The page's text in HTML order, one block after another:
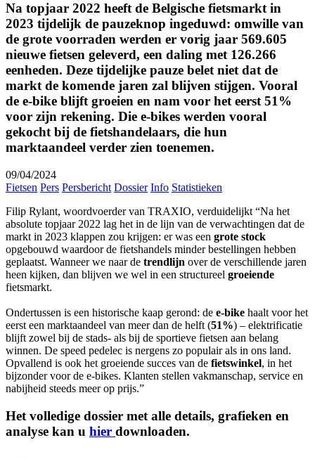
Na topjaar 2022 heeft de Belgische fietsmarkt in
2023 tijdelijk de pauzeknop ingeduwd: omwille van
de grote voorraden werden er vorig jaar 569.605
nieuwe fietsen geleverd, een daling met 126.266
eenheden. Deze tijdelijke pauze belet niet dat de
markt de komende jaren zal blijven stijgen. Vooral
de e-bike blijft groeien en nam voor het eerst 51%
voor zijn rekening. Die e-bikes werden vooral
gekocht bij de fietshandelaars, die hun
marktaandeel verder zien toenemen.
09/04/2024
Fietsen Pers Persbericht Dossier Info Statistieken
Filip Rylant, woordvoerder van TRAXIO, verduidelijkt “Na het
absolute topjaar 2022 lag het in de lijn van de verwachtingen dat de
markt in 2023 klappen zou krijgen: er was een grote stock
opgebouwd waardoor de fietshandels minder bestellingen hebben
geplaatst. Wanneer we naar de trendlijn over de verschillende jaren
heen kijken, dan blijven we wel in een structureel groeiende
fietsmarkt.
Ondertussen is een historische kaap gerond: de e-bike haalt voor het
eerst een marktaandeel van meer dan de helft (51%) – elektrificatie
blijft zowel bij de stads- als bij de sportieve fietsen aan belang
winnen. De speed pedelec is nergens zo populair als in ons land.
Opvallend is ook het groeiende succes van de fietswinkel, in het
bijzonder voor de e-bikes. Klanten stellen vakmanschap, service en
nabijheid steeds meer op prijs.”
Het volledige dossier met alle details, grafieken en
analyse kan u hier downloaden.